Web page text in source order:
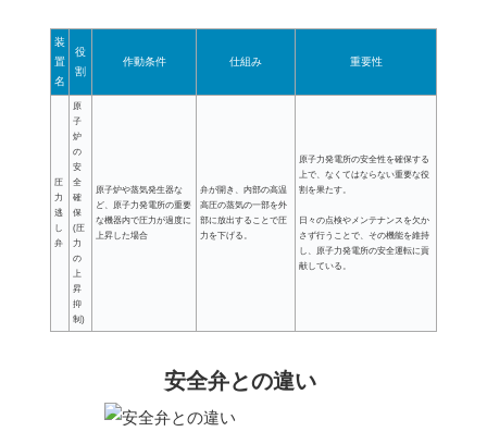
装
置
名
役
割
作動条件 仕組み 重要性
圧
力
逃
し
弁
原
子
炉
の
安
全
確
保
(圧
力
の
上
昇
抑
制)
原子炉や蒸気発生器な
ど、原子力発電所の重要
な機器内で圧力が過度に
上昇した場合
弁が開き、内部の高温
高圧の蒸気の一部を外
部に放出することで圧
力を下げる。
原子力発電所の安全性を確保する
上で、なくてはならない重要な役
割を果たす。
日々の点検やメンテナンスを欠か
さず行うことで、その機能を維持
し、原子力発電所の安全運転に貢
献している。
安全弁との違い